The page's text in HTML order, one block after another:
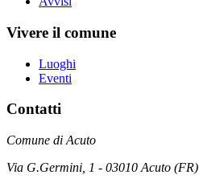
Vivere il comune
Luoghi
Eventi
Contatti
Comune di Acuto
Via G.Germini, 1 - 03010 Acuto (FR)